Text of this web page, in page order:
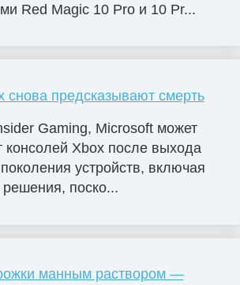
Red Magic 10 Pro и 10 Pr...
снова предсказывают смерть
Gaming, Microsoft может
консолей Xbox после выхода
устройств, включая
поско...
манным раствором —